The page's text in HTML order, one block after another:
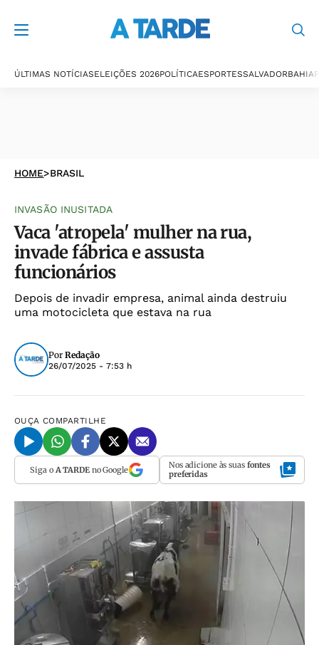
ÚLTIMAS NOTÍCIASELEIÇÕES 2026POLÍTICAESPORTESSALVADORBAHIA
HOME>BRASIL
INVASÃO INUSITADA
Vaca 'atropela' mulher na rua,
invade fábrica e assusta
funcionários
Depois de invadir empresa, animal ainda destruiu
uma motocicleta que estava na rua
Por Redação
26/07/2025 - 7:53 h
OUÇA COMPARTILHE
Siga o A TARDEno Google Nos adicione às suas fontes
preferidas